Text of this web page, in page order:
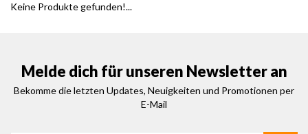
Keine Produkte gefunden!...
Melde dich für unseren Newsletter an
Bekomme die letzten Updates, Neuigkeiten und Promotionen per
E-Mail